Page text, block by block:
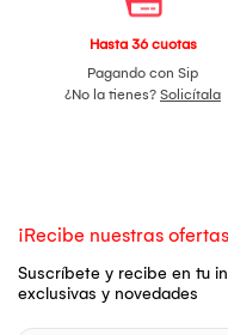
Hasta 36 cuotas
Pagando con Sip
¿No la tienes? Solicítala
¡Recibe nuestras
Suscríbete y recibe en tu
exclusivas y novedades